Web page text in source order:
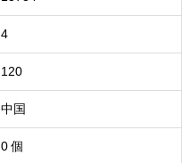
4
120
中国
0 個